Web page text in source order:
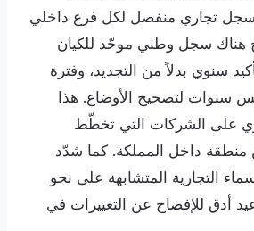
سجل تجاري منفصل لكل فرع داخلي
هناك سجل وطني موحّد للكيان
سنوي بدلاً من التجديد، وفترة
سنوات لتصحيح الأوضاع. هذا
على الشركات التي تخطّط
منطقة داخل المملكة. كما شدّد
التجارية المتشابهة على نحو
أدق للإفصاح عن التغييرات في